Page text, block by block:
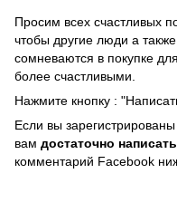
Просим всех счастливых
чтобы другие люди а
сомневаются в покупке
более счастливыми.
Нажмите кнопку : "
Если вы зарегистрированы
вам достаточно
комментарий Facebook